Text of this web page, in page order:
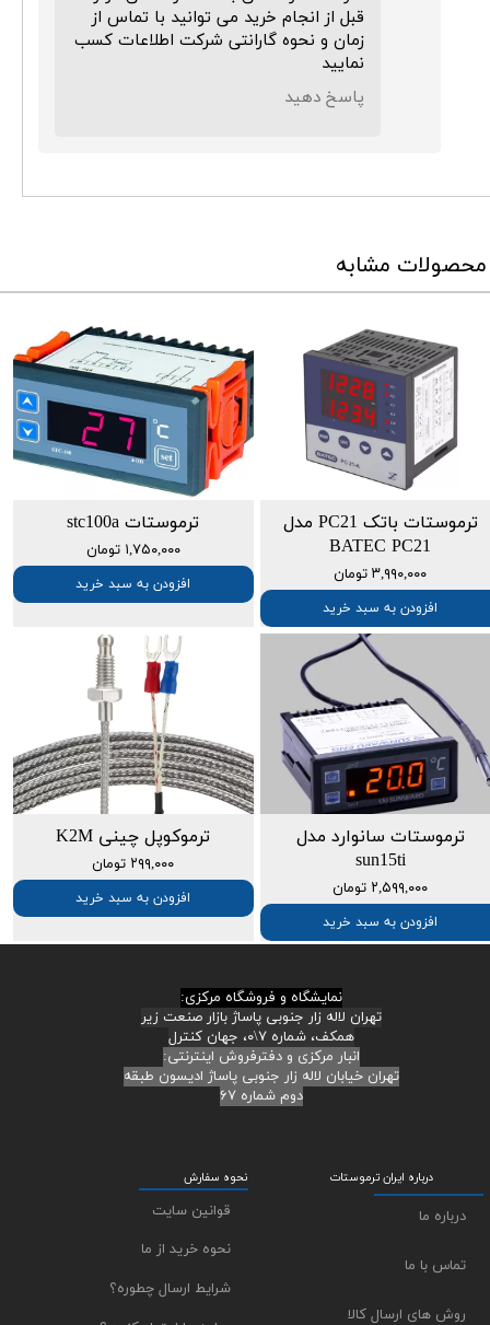
★ ★
★★★ ★
قبل از انجام خرید می توانید با تماس از
زمان و نحوه گارانتی شرکت اطلاعات کسب
نمایید
پاسخ دهید
محصولات مشابه
ترموستات باتک PC21 مدل
BATEC PC21
۳,۹۹۰,۰۰۰ تومان
افزودن به سبد خرید
ترموستات stc100a
۱,۷۵۰,۰۰۰ تومان
افزودن به سبد خرید
ترموستات سانوارد مدل
sun15ti
۲,۵۹۹,۰۰۰ تومان
افزودن به سبد خرید
ترموکوپل چینی K2M
۲۹۹,۰۰۰ تومان
افزودن به سبد خرید
نمایشگاه و فروشگاه مرکزی:
تهران لاله زار جنوبی پاساژ بازار صنعت زیر
همکف، شماره ۷\۰، جهان کنترل
انبار مرکزی و دفترفروش اینترنتی:
تهران خیابان لاله زار جنوبی پاساژ ادیسون طبقه
دوم شماره ۶۷
نحوه سفارش
قوانین سایت
نحوه خرید از ما
شرایط ارسال چطوره؟
درباره ایران ترموستات
درباره ما
تماس با ما
روش های ارسال کالا